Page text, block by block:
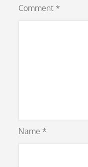
Comment *
Name *